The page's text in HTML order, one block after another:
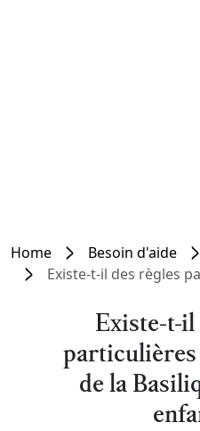
Home Besoin d'aide
Existe-t-il des règles particulières
Existe-t-il
de la